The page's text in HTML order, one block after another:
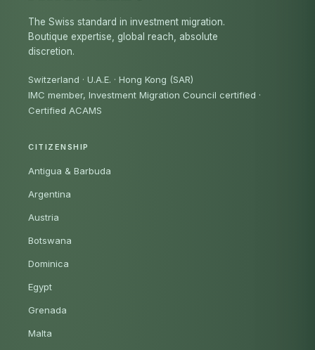
The Swiss standard in investment migration.
Boutique expertise, global reach, absolute
discretion.
Switzerland · U.A.E. · Hong Kong (SAR)
IMC member, Investment Migration Council certified ·
Certified ACAMS
CITIZENSHIP
Antigua & Barbuda
Argentina
Austria
Botswana
Dominica
Egypt
Grenada
Malta